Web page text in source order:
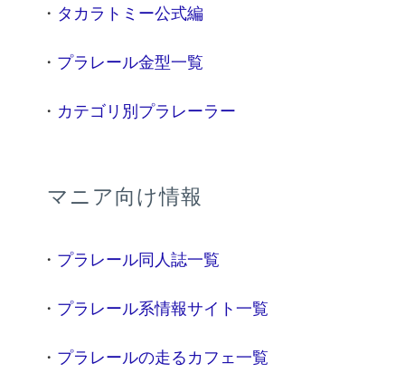
・ タカラトミー公式編
・ プラレール金型一覧
・ カテゴリ別プラレーラー
マニア向け情報
・ プラレール同人誌一覧
・ プラレール系情報サイト一覧
・ プラレールの走るカフェ一覧